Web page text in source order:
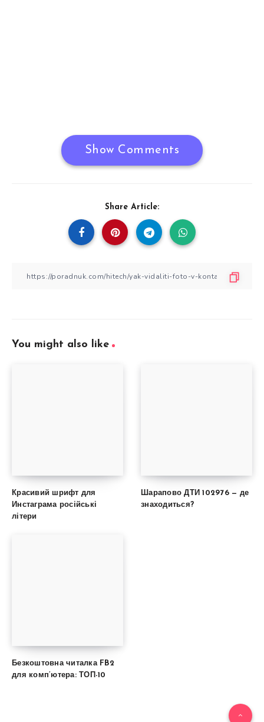
Show Comments
Share Article:
You might also like
Красивий шрифт для
Инстаграма російські
літери
Шарапово ДТИ 102976 — де
знаходиться?
Безкоштовна читалка FB2
для комп’ютера: ТОП-10